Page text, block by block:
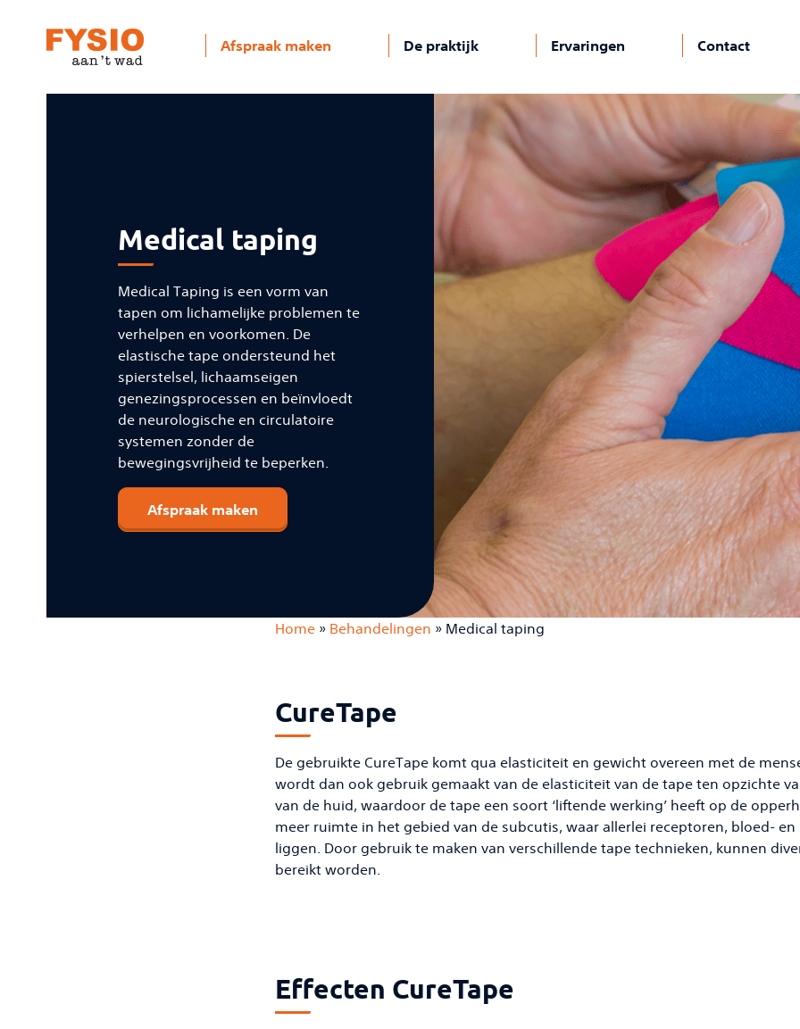
Afspraak maken De praktijk Ervaringen Contact
Medical taping
Medical Taping is een vorm van
tapen om lichamelijke problemen te
verhelpen en voorkomen. De
elastische tape ondersteund het
spierstelsel, lichaamseigen
genezingsprocessen en beïnvloedt
de neurologische en circulatoire
systemen zonder de
bewegingsvrijheid te beperken.
Afspraak maken
Home » Behandelingen » Medical taping
CureTape
De gebruikte CureTape komt qua elasticiteit en gewicht overeen met de
wordt dan ook gebruik gemaakt van de elasticiteit van de tape ten opzichte
van de huid, waardoor de tape een soort ‘liftende werking’ heeft op de
meer ruimte in het gebied van de subcutis, waar allerlei receptoren, bloed- en
liggen. Door gebruik te maken van verschillende tape technieken, kunnen
bereikt worden.
Effecten CureTape